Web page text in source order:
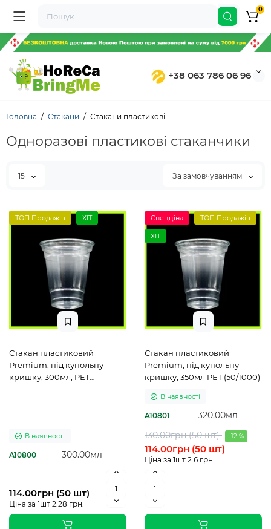
+38 063 786 06 96
0
Головна Стакани Стакани пластикові
Одноразові пластикові стаканчики
15 За замовчуванням
ТОП Продажів ХІТ
Стакан пластиковий
Premium, під купольну
кришку, 300мл, PET
В наявності
A10800 300.00мл
114.00грн (50 шт)
Ціна за 1шт 2.28 грн.
Спецціна ТОП Продажів
ХІТ
Стакан пластиковий
Premium, під купольну
кришку, 350мл PET (50/1000)
В наявності
A10801
320.00мл
130.00грн (50 шт)
-12 %
114.00грн (50 шт)
Ціна за 1шт 2.6 грн.